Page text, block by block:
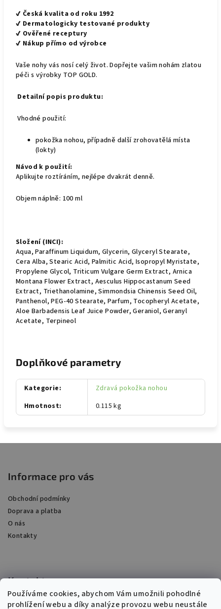
Používáme cookies, abychom Vám umožnili pohodlné
prohlížení webu a díky analýze provozu webu neustále
✔ Česká kvalita od roku 1992
✔ Dermatologicky testované produkty
✔ Ověřené receptury
✔ Nákup přímo od výrobce
Vaše nohy vás nosí celý život. Dopřejte vašim nohám zlatou
péči s výrobky TOP GOLD.
Detailní popis produktu:
Vhodné použití:
pokožka nohou, případně další zrohovatělá místa
(lokty)
Návod k použití:
Aplikujte roztíráním, nejlépe dvakrát denně.
Objem náplně: 100 ml
Složení (INCI):
Aqua, Paraffinum Liquidum, Glycerin, Glyceryl Stearate,
Cera Alba, Stearic Acid, Palmitic Acid, Isopropyl Myristate,
Propylene Glycol, Triticum Vulgare Germ Extract, Arnica
Montana Flower Extract, Aesculus Hippocastanum Seed
Extract, Triethanolamine, Simmondsia Chinensis Seed Oil,
Panthenol, PEG-40 Stearate, Parfum, Tocopheryl Acetate,
Aloe Barbadensis Leaf Juice Powder, Geraniol, Geranyl
Acetate, Terpineol
Doplňkové parametry
Kategorie:
Zdravá pokožka nohou
Hmotnost: 0.115 kg
Informace pro vás
Obchodní podmínky
Doprava a platba
O nás
Kontakty
Kontakt
chemek@chemek.cz